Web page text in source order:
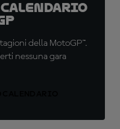
della MotoGP™.
nessuna gara